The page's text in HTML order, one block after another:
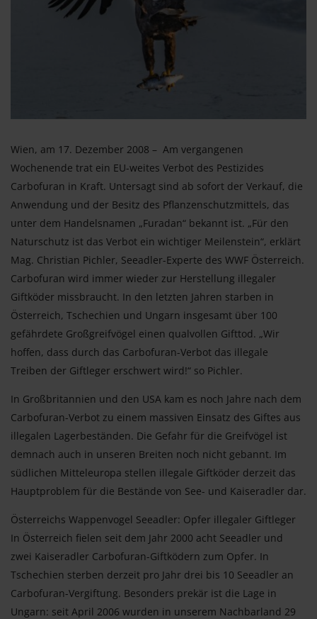
Wien, am 17. Dezember 2008 – Am vergangenen
Wochenende trat ein EU-weites Verbot des Pestizides
Carbofuran in Kraft. Untersagt sind ab sofort der Verkauf, die
Anwendung und der Besitz des Pflanzenschutzmittels, das
unter dem Handelsnamen „Furadan“ bekannt ist. „Für den
Naturschutz ist das Verbot ein wichtiger Meilenstein“, erklärt
Mag. Christian Pichler, Seeadler-Experte des WWF Österreich.
Carbofuran wird immer wieder zur Herstellung illegaler
Giftköder missbraucht. In den letzten Jahren starben in
Österreich, Tschechien und Ungarn insgesamt über 100
gefährdete Großgreifvögel einen qualvollen Gifttod. „Wir
hoffen, dass durch das Carbofuran-Verbot das illegale
Treiben der Giftleger erschwert wird!“ so Pichler.
In Großbritannien und den USA kam es noch Jahre nach dem
Carbofuran-Verbot zu einem massiven Einsatz des Giftes aus
illegalen Lagerbeständen. Die Gefahr für die Greifvögel ist
demnach auch in unseren Breiten noch nicht gebannt. Im
südlichen Mitteleuropa stellen illegale Giftköder derzeit das
Hauptproblem für die Bestände von See- und Kaiseradler dar.
Österreichs Wappenvogel Seeadler: Opfer illegaler Giftleger
In Österreich fielen seit dem Jahr 2000 acht Seeadler und
zwei Kaiseradler Carbofuran-Giftködern zum Opfer. In
Tschechien sterben derzeit pro Jahr drei bis 10 Seeadler an
Carbofuran-Vergiftung. Besonders prekär ist die Lage in
Ungarn: seit April 2006 wurden in unserem Nachbarland 29